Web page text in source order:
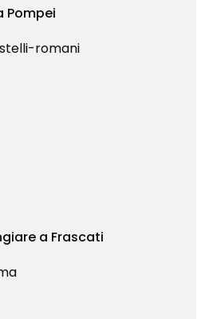
Pompei
a Frascati